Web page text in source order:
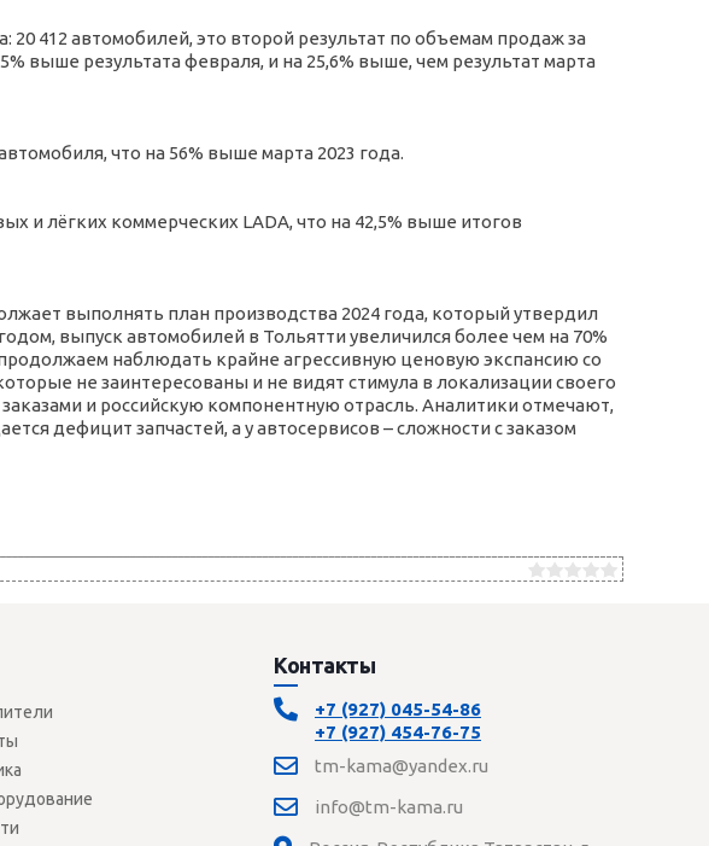
20 412 автомобилей, это второй результат по объемам продаж за
выше результата февраля, и на 25,6% выше, чем результат марта
что на 56% выше марта 2023 года.
и лёгких коммерческих LADA, что на 42,5% выше итогов
выполнять план производства 2024 года, который утвердил
выпуск автомобилей в Тольятти увеличился более чем на 70%
наблюдать крайне агрессивную ценовую экспансию со
не заинтересованы и не видят стимула в локализации своего
и российскую компонентную отрасль. Аналитики отмечают,
дефицит запчастей, а у автосервисов – сложности с заказом
Контакты
+7 (927) 045-54-86
+7 (927) 454-76-75
tm-kama@yandex.ru
info@tm-kama.ru